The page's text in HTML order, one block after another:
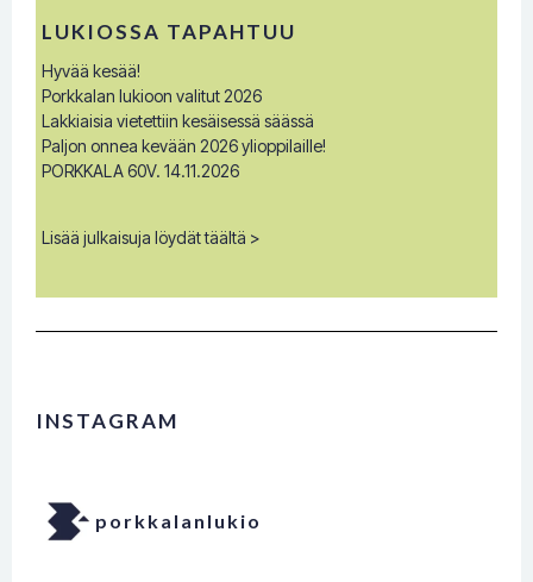
LUKIOSSA TAPAHTUU
Hyvää kesää!
Porkkalan lukioon valitut 2026
Lakkiaisia vietettiin kesäisessä säässä
Paljon onnea kevään 2026 ylioppilaille!
PORKKALA 60V. 14.11.2026
Lisää julkaisuja löydät täältä >
INSTAGRAM
porkkalanlukio